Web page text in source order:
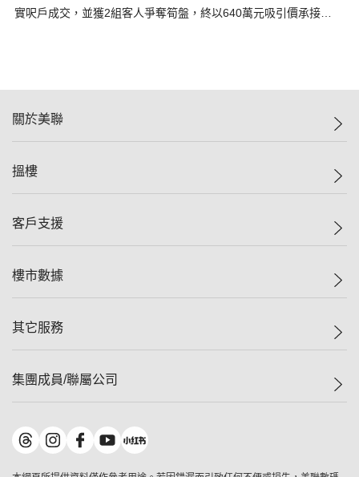
實呎戶成交，並獲2組客人爭奪筍盤，終以640萬元吸引價承接…
關於美聯
美聯集團
人才招募
搵樓
一手新盤
減價
美聯豪宅
獨家樓盤
租盤
客戶支援
自助放盤
查詢熱線
按揭計算機
負擔能力計算機
轉按計算機
繳款方式
樓市數據
樓價指數
歷史成交
屋苑成交排行榜
地區百科
其它服務
屋苑專頁
美聯精英會
集團成員/聯屬公司
美聯物業
鋑聯控股*
美聯工商舖*